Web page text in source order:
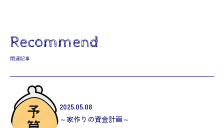
Recommend
関連記事
2025.05.08
～家作りの資金計画～